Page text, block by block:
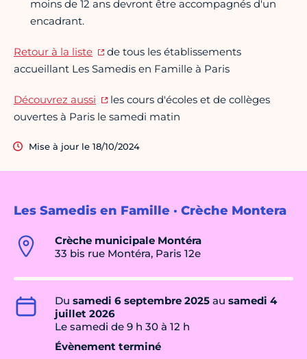
Les Samedis en Famille · Crèche Montera
Crèche municipale Montéra
33 bis rue Montéra, Paris 12e
Du samedi 6 septembre 2025 au samedi 4
juillet 2026
Le samedi de 9 h 30 à 12 h
Évènement terminé
moins de 12 ans devront être accompagnés d'un
encadrant.
Retour à la liste
de tous les établissements
accueillant Les Samedis en Famille à Paris
Découvrez aussi
les cours d'écoles et de collèges
ouvertes à Paris le samedi matin
Mise à jour le 18/10/2024